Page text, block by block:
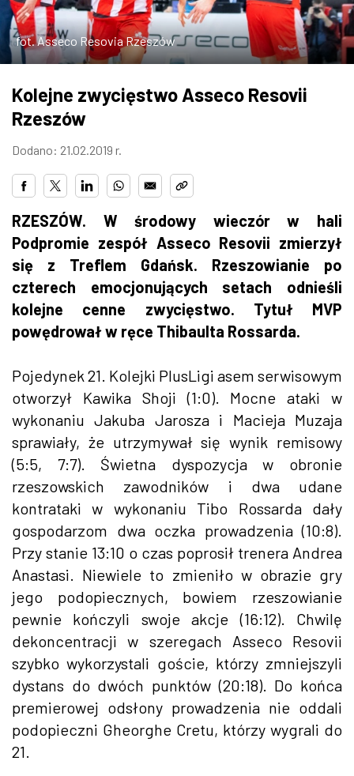
ZDJĘCIA
W RZESZOWIE
fot. Asseco Resovia Rzeszów
Kolejne zwycięstwo Asseco Resovii
Rzeszów
Dodano: 21.02.2019 r.
RZESZÓW. W środowy wieczór w hali
Podpromie zespół Asseco Resovii zmierzył
się z Treflem Gdańsk. Rzeszowianie po
czterech emocjonujących setach odnieśli
kolejne cenne zwycięstwo. Tytuł MVP
powędrował w ręce Thibaulta Rossarda.
Pojedynek 21. Kolejki PlusLigi asem serwisowym
otworzył Kawika Shoji (1:0). Mocne ataki w
wykonaniu Jakuba Jarosza i Macieja Muzaja
sprawiały, że utrzymywał się wynik remisowy
(5:5, 7:7). Świetna dyspozycja w obronie
rzeszowskich zawodników i dwa udane
kontrataki w wykonaniu Tibo Rossarda dały
gospodarzom dwa oczka prowadzenia (10:8).
Przy stanie 13:10 o czas poprosił trenera Andrea
Anastasi. Niewiele to zmieniło w obrazie gry
jego podopiecznych, bowiem rzeszowianie
pewnie kończyli swoje akcje (16:12). Chwilę
dekoncentracji w szeregach Asseco Resovii
szybko wykorzystali goście, którzy zmniejszyli
dystans do dwóch punktów (20:18). Do końca
premierowej odsłony prowadzenia nie oddali
podopieczni Gheorghe Cretu, którzy wygrali do
21.